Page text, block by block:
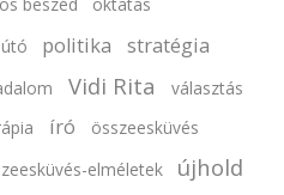
politika stratégia
Vidi Rita
választás
író
összeesküvés
elméletek újhold